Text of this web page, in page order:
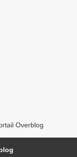
Overblog